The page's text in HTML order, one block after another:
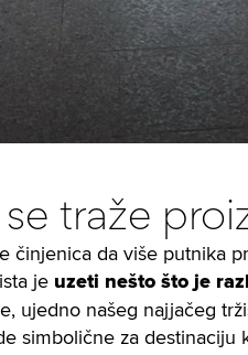
traže
činjenica da više putnika
je uzeti nešto što je
ujedno našeg najjačeg
simbolične za